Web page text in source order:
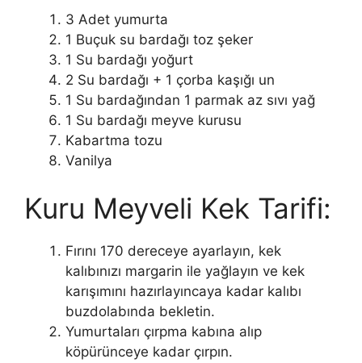
3 Adet yumurta
1 Buçuk su bardağı toz şeker
1 Su bardağı yoğurt
2 Su bardağı + 1 çorba kaşığı un
1 Su bardağından 1 parmak az sıvı yağ
1 Su bardağı meyve kurusu
Kabartma tozu
Vanilya
Kuru Meyveli Kek Tarifi:
Fırını 170 dereceye ayarlayın, kek
kalıbınızı margarin ile yağlayın ve kek
karışımını hazırlayıncaya kadar kalıbı
buzdolabında bekletin.
Yumurtaları çırpma kabına alıp
köpürünceye kadar çırpın.